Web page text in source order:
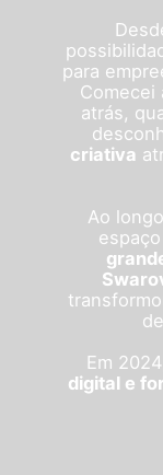
para
Comecei
atrás,
criativa
Ao
Em
digital e